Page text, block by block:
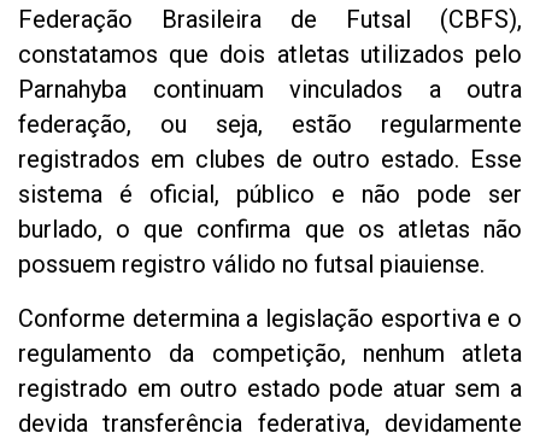
Federação Brasileira de Futsal (CBFS),
constatamos que dois atletas utilizados pelo
Parnahyba continuam vinculados a outra
federação, ou seja, estão regularmente
registrados em clubes de outro estado. Esse
sistema é oficial, público e não pode ser
burlado, o que confirma que os atletas não
possuem registro válido no futsal piauiense.
Conforme determina a legislação esportiva e o
regulamento da competição, nenhum atleta
registrado em outro estado pode atuar sem a
devida transferência federativa, devidamente